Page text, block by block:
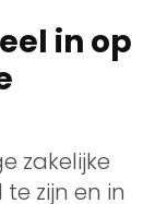
in op
zakelijke
zijn en in